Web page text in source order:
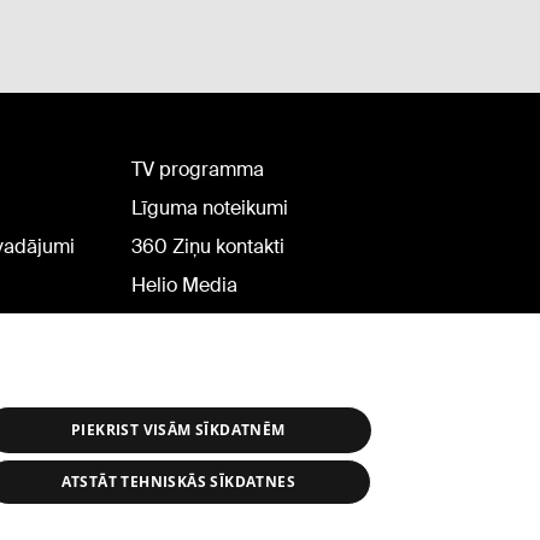
TV programma
Līguma noteikumi
360 Ziņu kontakti
Helio Media
PIEKRIST VISĀM SĪKDATNĒM
ATSTĀT TEHNISKĀS SĪKDATNES